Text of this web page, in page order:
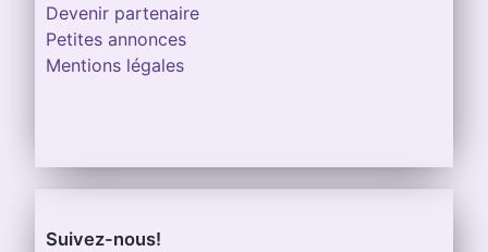
Devenir partenaire
Petites annonces
Mentions légales
Suivez-nous!